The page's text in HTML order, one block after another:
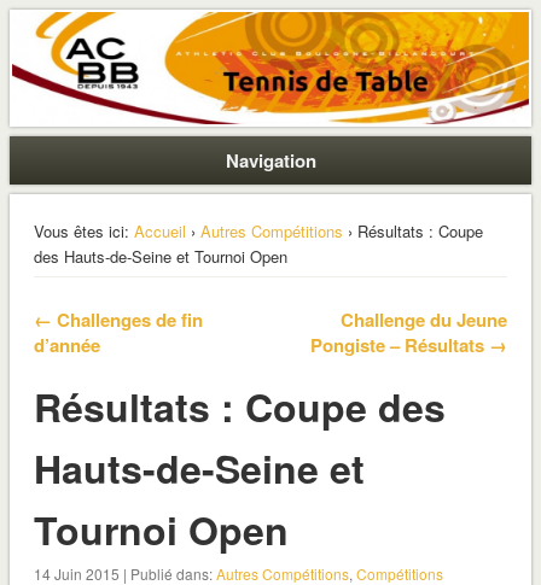
ACBB – Tennis de Table
La section ping de Boulogne
Navigation
Vous êtes ici: Accueil › Autres Compétitions › Résultats : Coupe
des Hauts-de-Seine et Tournoi Open
← Challenges de fin
d’année
Challenge du Jeune
Pongiste – Résultats →
Résultats : Coupe des
Hauts-de-Seine et
Tournoi Open
14 Juin 2015 | Publié dans:Autres Compétitions, Compétitions